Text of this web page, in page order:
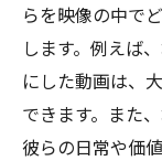
らを映像の中で
します。例えば
にした動画は、
できます。また
彼らの日常や価